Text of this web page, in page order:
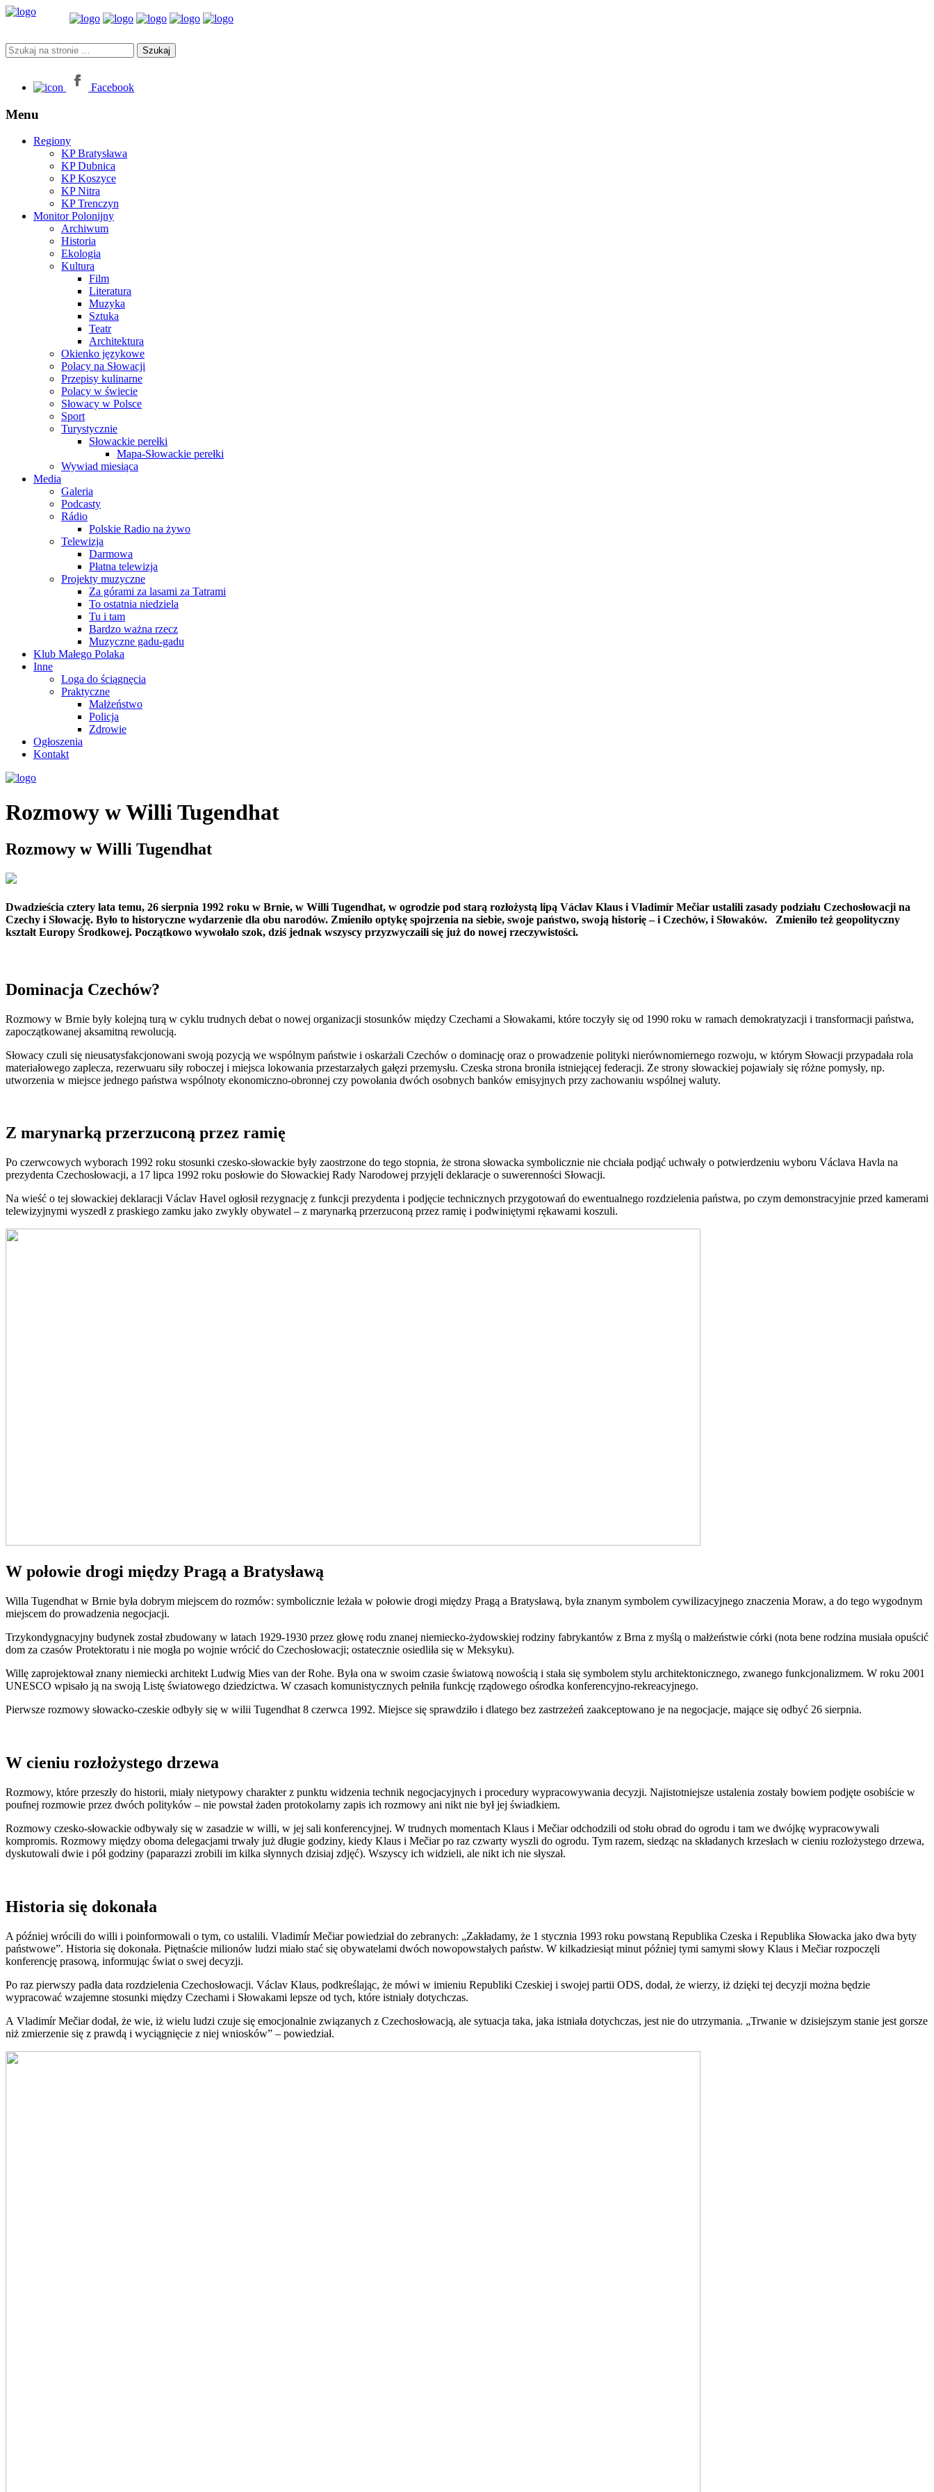
Facebook
Menu
Regiony
KP Bratysława
KP Dubnica
KP Koszyce
KP Nitra
KP Trenczyn
Monitor Polonijny
Archiwum
Historia
Ekologia
Kultura
Film
Literatura
Muzyka
Sztuka
Teatr
Architektura
Okienko językowe
Polacy na Słowacji
Przepisy kulinarne
Polacy w świecie
Słowacy w Polsce
Sport
Turystycznie
Słowackie perełki
Mapa-Słowackie perełki
Wywiad miesiąca
Media
Galeria
Podcasty
Rádio
Polskie Radio na żywo
Telewizja
Darmowa
Płatna telewizja
Projekty muzyczne
Za górami za lasami za Tatrami
To ostatnia niedziela
Tu i tam
Bardzo ważna rzecz
Muzyczne gadu-gadu
Klub Małego Polaka
Inne
Loga do ściągnęcia
Praktyczne
Małżeństwo
Policja
Zdrowie
Ogłoszenia
Kontakt
Rozmowy w Willi Tugendhat
Rozmowy w Willi Tugendhat
Dwadzieścia cztery lata temu, 26 sierpnia 1992 roku w Brnie, w Willi Tugendhat, w ogrodzie pod starą rozłożystą lipą Václav Klaus i Vladimír Mečiar ustalili zasady podziału Czechosłowacji na
Czechy i Słowację. Było to historyczne wydarzenie dla obu narodów. Zmieniło optykę spojrzenia na siebie, swoje państwo, swoją historię – i Czechów, i Słowaków. Zmieniło też geopolityczny
kształt Europy Środkowej. Początkowo wywołało szok, dziś jednak wszyscy przyzwyczaili się już do nowej rzeczywistości.
Dominacja Czechów?
Rozmowy w Brnie były kolejną turą w cyklu trudnych debat o nowej organizacji stosunków między Czechami a Słowakami, które toczyły się od 1990 roku w ramach demokratyzacji i transformacji państwa,
zapoczątkowanej aksamitną rewolucją.
Słowacy czuli się nieusatysfakcjonowani swoją pozycją we wspólnym państwie i oskarżali Czechów o dominację oraz o prowadzenie polityki nierównomiernego rozwoju, w którym Słowacji przypadała rola
materiałowego zaplecza, rezerwuaru siły roboczej i miejsca lokowania przestarzałych gałęzi przemysłu. Czeska strona broniła istniejącej federacji. Ze strony słowackiej pojawiały się różne pomysły, np.
utworzenia w miejsce jednego państwa wspólnoty ekonomiczno-obronnej czy powołania dwóch osobnych banków emisyjnych przy zachowaniu wspólnej waluty.
Z marynarką przerzuconą przez ramię
Po czerwcowych wyborach 1992 roku stosunki czesko-słowackie były zaostrzone do tego stopnia, że strona słowacka symbolicznie nie chciała podjąć uchwały o potwierdzeniu wyboru Václava Havla na
prezydenta Czechosłowacji, a 17 lipca 1992 roku posłowie do Słowackiej Rady Narodowej przyjęli deklaracje o suwerenności Słowacji.
Na wieść o tej słowackiej deklaracji Václav Havel ogłosił rezygnację z funkcji prezydenta i podjęcie technicznych przygotowań do ewentualnego rozdzielenia państwa, po czym demonstracyjnie przed kamerami
telewizyjnymi wyszedł z praskiego zamku jako zwykły obywatel – z marynarką przerzuconą przez ramię i podwiniętymi rękawami koszuli.
W połowie drogi między Pragą a Bratysławą
Willa Tugendhat w Brnie była dobrym miejscem do rozmów: symbolicznie leżała w połowie drogi między Pragą a Bratysławą, była znanym symbolem cywilizacyjnego znaczenia Moraw, a do tego wygodnym
miejscem do prowadzenia negocjacji.
Trzykondygnacyjny budynek został zbudowany w latach 1929-1930 przez głowę rodu znanej niemiecko-żydowskiej rodziny fabrykantów z Brna z myślą o małżeństwie córki (nota bene rodzina musiała opuścić
dom za czasów Protektoratu i nie mogła po wojnie wrócić do Czechosłowacji; ostatecznie osiedliła się w Meksyku).
Willę zaprojektował znany niemiecki architekt Ludwig Mies van der Rohe. Była ona w swoim czasie światową nowością i stała się symbolem stylu architektonicznego, zwanego funkcjonalizmem. W roku 2001
UNESCO wpisało ją na swoją Listę światowego dziedzictwa. W czasach komunistycznych pełniła funkcję rządowego ośrodka konferencyjno-rekreacyjnego.
Pierwsze rozmowy słowacko-czeskie odbyły się w wilii Tugendhat 8 czerwca 1992. Miejsce się sprawdziło i dlatego bez zastrzeżeń zaakceptowano je na negocjacje, mające się odbyć 26 sierpnia.
W cieniu rozłożystego drzewa
Rozmowy, które przeszły do historii, miały nietypowy charakter z punktu widzenia technik negocjacyjnych i procedury wypracowywania decyzji. Najistotniejsze ustalenia zostały bowiem podjęte osobiście w
poufnej rozmowie przez dwóch polityków – nie powstał żaden protokolarny zapis ich rozmowy ani nikt nie był jej świadkiem.
Rozmowy czesko-słowackie odbywały się w zasadzie w willi, w jej sali konferencyjnej. W trudnych momentach Klaus i Mečiar odchodzili od stołu obrad do ogrodu i tam we dwójkę wypracowywali
kompromis. Rozmowy między oboma delegacjami trwały już długie godziny, kiedy Klaus i Mečiar po raz czwarty wyszli do ogrodu. Tym razem, siedząc na składanych krzesłach w cieniu rozłożystego drzewa,
dyskutowali dwie i pół godziny (paparazzi zrobili im kilka słynnych dzisiaj zdjęć). Wszyscy ich widzieli, ale nikt ich nie słyszał.
Historia się dokonała
A później wrócili do willi i poinformowali o tym, co ustalili. Vladimír Mečiar powiedział do zebranych: „Zakładamy, że 1 stycznia 1993 roku powstaną Republika Czeska i Republika Słowacka jako dwa byty
państwowe”. Historia się dokonała. Piętnaście milionów ludzi miało stać się obywatelami dwóch nowopowstałych państw. W kilkadziesiąt minut później tymi samymi słowy Klaus i Mečiar rozpoczęli
konferencję prasową, informując świat o swej decyzji.
Po raz pierwszy padła data rozdzielenia Czechosłowacji. Václav Klaus, podkreślając, że mówi w imieniu Republiki Czeskiej i swojej partii ODS, dodał, że wierzy, iż dzięki tej decyzji można będzie
wypracować wzajemne stosunki między Czechami i Słowakami lepsze od tych, które istniały dotychczas.
A Vladimír Mečiar dodał, że wie, iż wielu ludzi czuje się emocjonalnie związanych z Czechosłowacją, ale sytuacja taka, jaka istniała dotychczas, jest nie do utrzymania. „Trwanie w dzisiejszym stanie jest gorsze
niż zmierzenie się z prawdą i wyciągnięcie z niej wniosków” – powiedział.